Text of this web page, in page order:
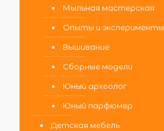
Мыльная мастерская
Опыты и эксперименты
Вышивание
Сборные модели
Юный археолог
Юный парфюмер
Детская мебель